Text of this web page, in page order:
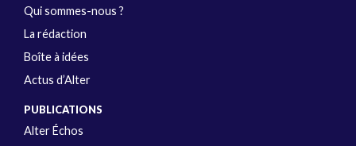
Qui sommes-nous ?
La rédaction
Boîte à idées
Actus d’Alter
PUBLICATIONS
Alter Échos